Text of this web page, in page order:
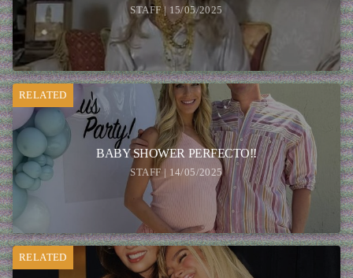
STAFF | 15/05/2025
RELATED
BABY SHOWER PERFECTO!!
STAFF | 14/05/2025
RELATED